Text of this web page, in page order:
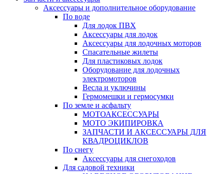
Аксессуары и дополнительное оборудование
По воде
Для лодок ПВХ
Аксессуары для лодок
Аксессуары для лодочных моторов
Спасательные жилеты
Для пластиковых лодок
Оборудование для лодочных
электромоторов
Весла и уключины
Гермомешки и гермосумки
По земле и асфальту
МОТОАКСЕССУАРЫ
МОТО ЭКИПИРОВКА
ЗАПЧАСТИ И АКСЕССУАРЫ ДЛЯ
КВАДРОЦИКЛОВ
По снегу
Аксессуары для снегоходов
Для садовой техники